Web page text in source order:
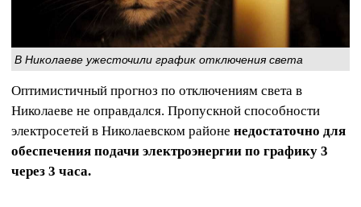
В Николаеве ужесточили график отключения света
Оптимистичный прогноз по отключениям света в
Николаеве не оправдался. Пропускной способности
электросетей в Николаевском районе недостаточно для
обеспечения подачи электроэнергии по графику 3
через 3 часа.